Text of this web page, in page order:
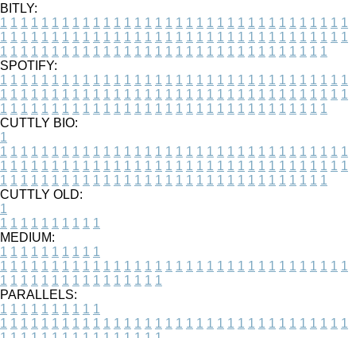
BITLY:
1 1 1 1 1 1 1 1 1 1 1 1 1 1 1 1 1 1 1 1 1 1 1 1 1 1 1 1 1 1 1 1 1 1
1 1 1 1 1 1 1 1 1 1 1 1 1 1 1 1 1 1 1 1 1 1 1 1 1 1 1 1 1 1 1 1 1 1
1 1 1 1 1 1 1 1 1 1 1 1 1 1 1 1 1 1 1 1 1 1 1 1 1 1 1 1 1 1 1 1
SPOTIFY:
1 1 1 1 1 1 1 1 1 1 1 1 1 1 1 1 1 1 1 1 1 1 1 1 1 1 1 1 1 1 1 1 1 1
1 1 1 1 1 1 1 1 1 1 1 1 1 1 1 1 1 1 1 1 1 1 1 1 1 1 1 1 1 1 1 1 1 1
1 1 1 1 1 1 1 1 1 1 1 1 1 1 1 1 1 1 1 1 1 1 1 1 1 1 1 1 1 1 1 1
CUTTLY BIO:
1
1 1 1 1 1 1 1 1 1 1 1 1 1 1 1 1 1 1 1 1 1 1 1 1 1 1 1 1 1 1 1 1 1 1
1 1 1 1 1 1 1 1 1 1 1 1 1 1 1 1 1 1 1 1 1 1 1 1 1 1 1 1 1 1 1 1 1 1
1 1 1 1 1 1 1 1 1 1 1 1 1 1 1 1 1 1 1 1 1 1 1 1 1 1 1 1 1 1 1 1
CUTTLY OLD:
1
1 1 1 1 1 1 1 1 1 1
MEDIUM:
1 1 1 1 1 1 1 1 1 1
1 1 1 1 1 1 1 1 1 1 1 1 1 1 1 1 1 1 1 1 1 1 1 1 1 1 1 1 1 1 1 1 1 1
1 1 1 1 1 1 1 1 1 1 1 1 1 1 1 1
PARALLELS:
1 1 1 1 1 1 1 1 1 1
1 1 1 1 1 1 1 1 1 1 1 1 1 1 1 1 1 1 1 1 1 1 1 1 1 1 1 1 1 1 1 1 1 1